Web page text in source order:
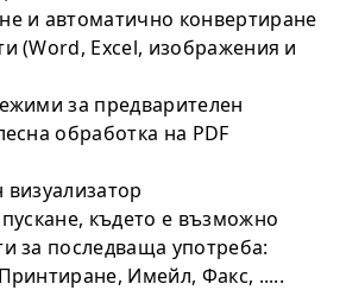
и автоматично конвертиране
(Word, Excel, изображения и
за предварителен
обработка на PDF
където е възможно
за последваща употреба:
Имейл, Факс, .....